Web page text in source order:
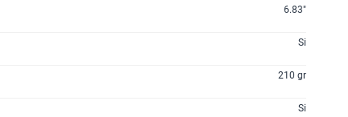
6.83"
Si
210 gr
Si